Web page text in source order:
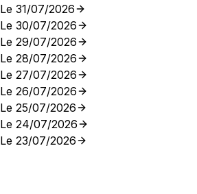
Le 31/07/2026
Le 30/07/2026
Le 29/07/2026
Le 28/07/2026
Le 27/07/2026
Le 26/07/2026
Le 25/07/2026
Le 24/07/2026
Le 23/07/2026